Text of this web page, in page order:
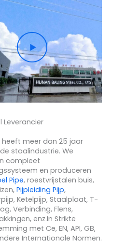
Leverancier
heeft meer dan 25 jaar
staalindustrie. We
compleet
en produceren
Pipe, roestvrijstalen buis,
Pijpleiding Pijp,
Ketelpijp, Staalplaat, T-
Verbinding, Flens,
enz.In Strikte
met Ce, EN, API, GB,
Internationale Normen.